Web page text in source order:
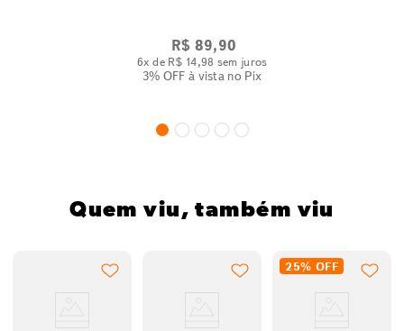
R$ 89,90
6x de R$ 14,98 sem juros
3% OFF à vista no Pix
Quem viu, também viu
25% OFF